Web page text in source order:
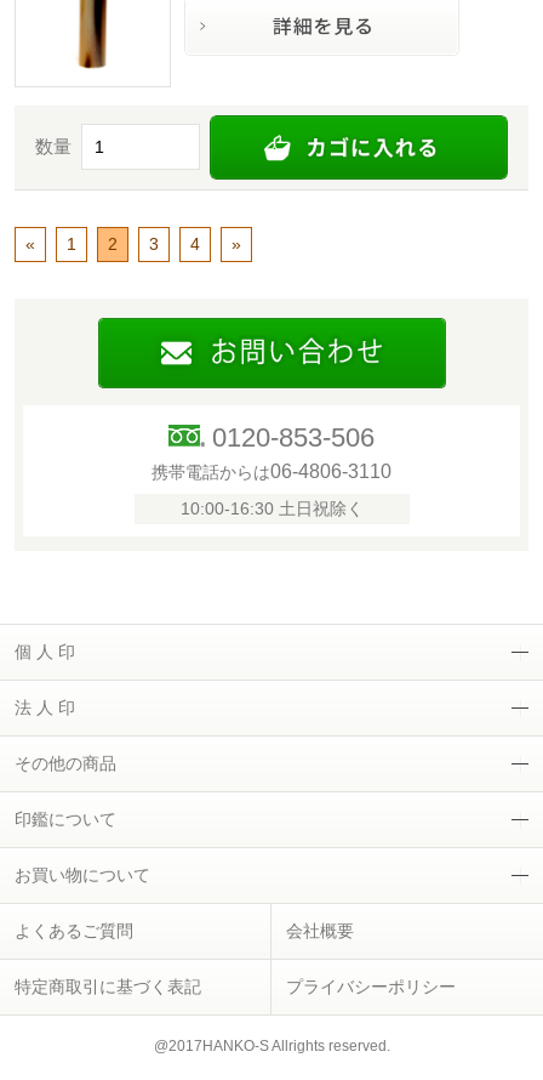
数量
« 1 2 3 4 »
0120-853-506
携帯電話からは06-4806-3110
10:00-16:30 土日祝除く
個 人 印
法 人 印
その他の商品
印鑑について
お買い物について
よくあるご質問 会社概要
特定商取引に基づく表記 プライバシーポリシー
@2017HANKO-S Allrights reserved.